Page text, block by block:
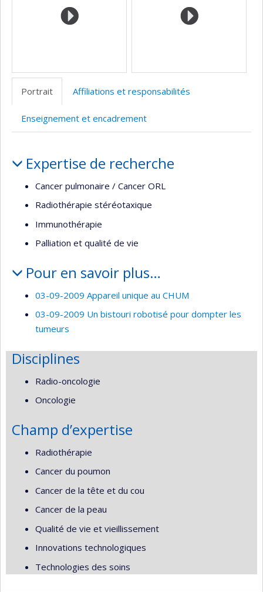
Portrait Affiliations et responsabilités
Enseignement et encadrement
Expertise de recherche
Cancer pulmonaire / Cancer ORL
Radiothérapie stéréotaxique
Immunothérapie
Palliation et qualité de vie
Pour en savoir plus…
03-09-2009 Appareil unique au CHUM
03-09-2009 Un bistouri robotisé pour dompter les
tumeurs
Disciplines
Radio-oncologie
Oncologie
Champ d’expertise
Radiothérapie
Cancer du poumon
Cancer de la tête et du cou
Cancer de la peau
Qualité de vie et vieillissement
Innovations technologiques
Technologies des soins